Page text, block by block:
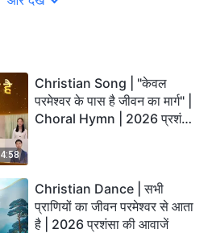
4:58
Christian Song | "केवल
परमेश्वर के पास है जीवन का मार्ग" |
Choral Hymn | 2026 प्रशंसा
Christian Dance | सभी
प्राणियों का जीवन परमेश्वर से आता
है | 2026 प्रशंसा की आवाजें